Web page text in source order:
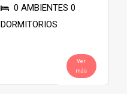
0 AMBIENTES 0
DORMITORIOS
Ver
más